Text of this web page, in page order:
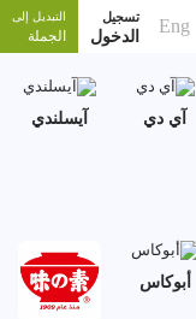
Eng تسجيل
الدخول
التبديل إلى
الجملة
آي دي آيسلندي
أبوكاس